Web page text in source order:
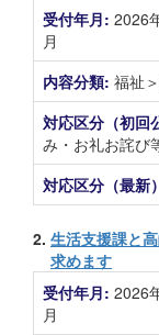
受付年月: 2026
月
内容分類: 福祉
対応区分（初回
み・お礼お詫び
対応区分（最新
2. 生活支援課と
求めます
受付年月: 2026
月